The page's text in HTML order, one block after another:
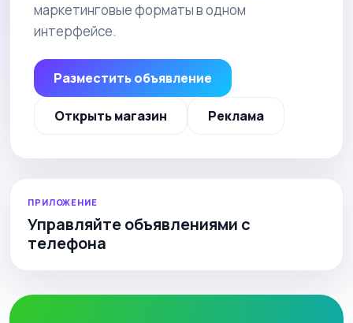
маркетинговые форматы в одном
интерфейсе.
Разместить объявление
Открыть магазин Реклама
ПРИЛОЖЕНИЕ
Управляйте объявлениями с
телефона